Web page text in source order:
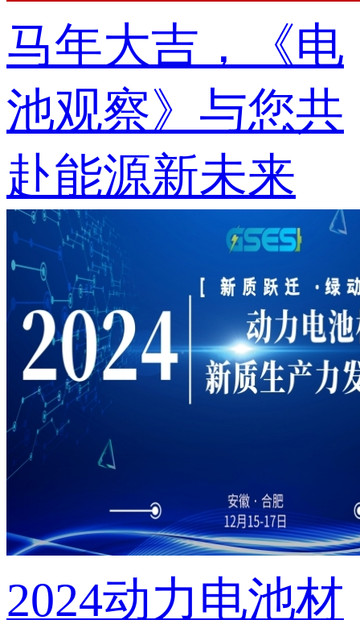
马年大吉，《电
池观察》与您共
赴能源新未来
2024动力电池材